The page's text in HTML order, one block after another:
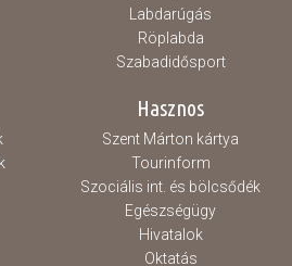
Labdarúgás
Röplabda
Szabadidősport
Hasznos
Szent Márton kártya
Tourinform
Szociális int. és bölcsődék
Egészségügy
Hivatalok
Oktatás